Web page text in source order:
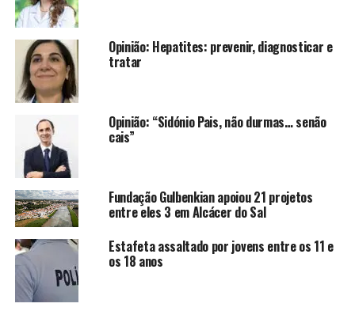
Opinião: Hepatites: prevenir, diagnosticar e
tratar
Opinião: “Sidónio Pais, não durmas… senão
cais”
Fundação Gulbenkian apoiou 21 projetos
entre eles 3 em Alcácer do Sal
Estafeta assaltado por jovens entre os 11 e
os 18 anos